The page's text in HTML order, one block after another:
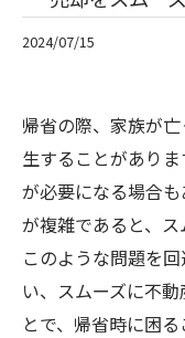
2024/07/15
帰省の際、家族が
生することがあり
が必要になる場合
が複雑であると、ス
このような問題を
い、スムーズに不
とで、帰省時に困る